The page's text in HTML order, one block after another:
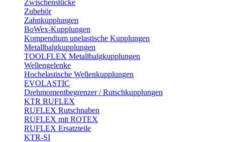
Zwischenstücke
Zubehör
Zahnkupplungen
BoWex-Kupplungen
Kompendium unelastische Kupplungen
Metallbalgkupplungen
TOOLFLEX Metallbalgkupplungen
Wellengelenke
Hochelastische Wellenkupplungen
EVOLASTIC
Drehmomentbegrenzer / Rutschkupplungen
KTR RUFLEX
RUFLEX Rutschnaben
RUFLEX mit ROTEX
RUFLEX Ersatzteile
KTR-SI